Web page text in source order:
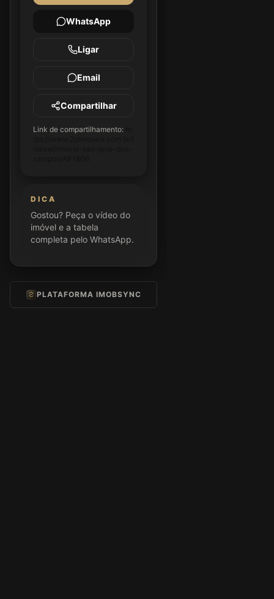
WhatsApp
Ligar
Email
Compartilhar
Link de compartilhamento:
DICA
Gostou? Peça o vídeo do
imóvel e a tabela
completa pelo WhatsApp.
PLATAFORMA IMOBSYNC